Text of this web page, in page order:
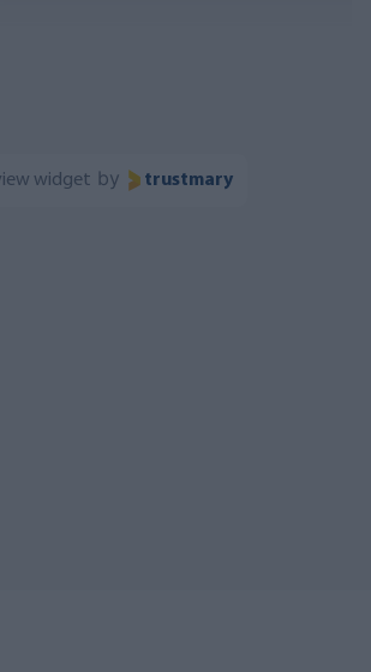
widget by trustmary